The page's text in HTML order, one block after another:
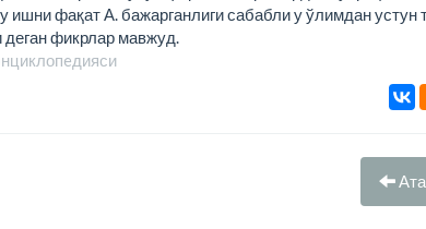
фақат А. бажарганлиги сабабли у ўлимдан устун
деган фикрлар мавжуд.